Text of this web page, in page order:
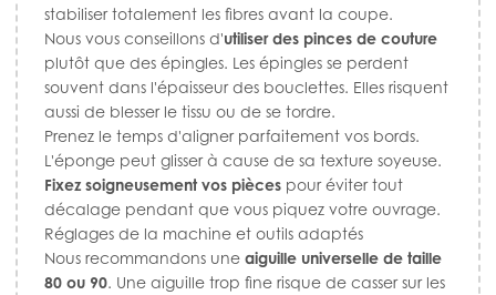
stabiliser totalement les fibres avant la coupe.
Nous vous conseillons d'utiliser des pinces de couture
plutôt que des épingles. Les épingles se perdent
souvent dans l'épaisseur des bouclettes. Elles risquent
aussi de blesser le tissu ou de se tordre.
Prenez le temps d'aligner parfaitement vos bords.
L'éponge peut glisser à cause de sa texture soyeuse.
Fixez soigneusement vos pièces pour éviter tout
décalage pendant que vous piquez votre ouvrage.
Réglages de la machine et outils adaptés
Nous recommandons une aiguille universelle de taille
80 ou 90. Une aiguille trop fine risque de casser sur les